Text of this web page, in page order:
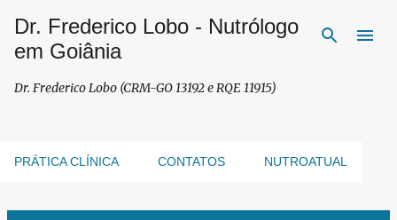
Pular para o conteúdo principal
Dr. Frederico Lobo - Nutrólogo
em Goiânia
Dr. Frederico Lobo (CRM-GO 13192 e RQE 11915)
PRÁTICA CLÍNICA CONTATOS NUTROATUAL